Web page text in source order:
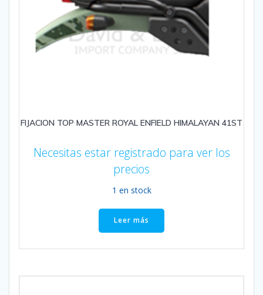
FIJACION TOP MASTER ROYAL ENFIELD HIMALAYAN 41ST
Necesitas estar registrado para ver los
precios
1 en stock
Leer más